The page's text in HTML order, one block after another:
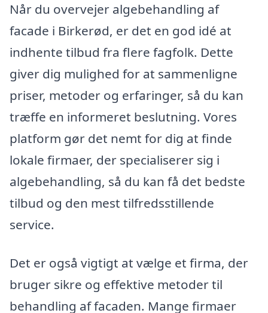
Når du overvejer algebehandling af
facade i Birkerød, er det en god idé at
indhente tilbud fra flere fagfolk. Dette
giver dig mulighed for at sammenligne
priser, metoder og erfaringer, så du kan
træffe en informeret beslutning. Vores
platform gør det nemt for dig at finde
lokale firmaer, der specialiserer sig i
algebehandling, så du kan få det bedste
tilbud og den mest tilfredsstillende
service.
Det er også vigtigt at vælge et firma, der
bruger sikre og effektive metoder til
behandling af facaden. Mange firmaer